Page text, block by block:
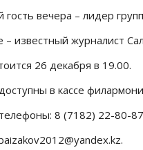
гость вечера – лидер
– известный журналист
26 декабря в 19.00.
в кассе
8 (7182) 22-80-
побывал в Семее –
Иртыша.